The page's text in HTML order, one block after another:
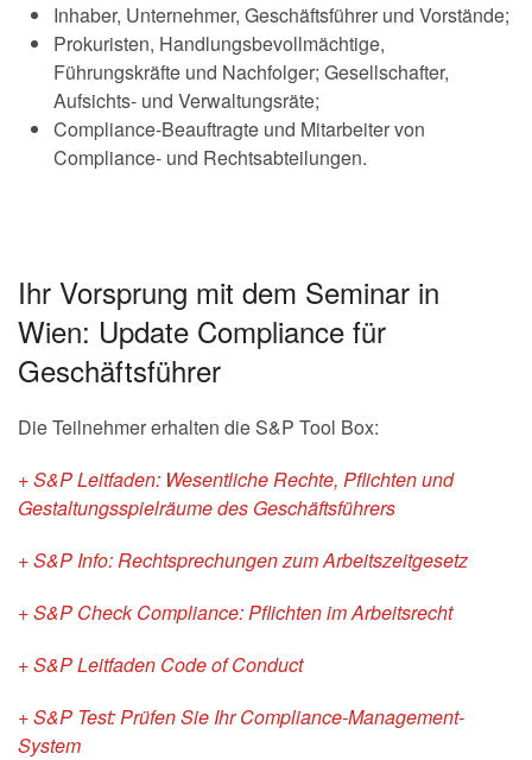
Inhaber, Unternehmer, Geschäftsführer und Vorstände;
Prokuristen, Handlungsbevollmächtige,
Führungskräfte und Nachfolger; Gesellschafter,
Aufsichts- und Verwaltungsräte;
Compliance-Beauftragte und Mitarbeiter von
Compliance- und Rechtsabteilungen.
Ihr Vorsprung mit dem Seminar in
Wien: Update Compliance für
Geschäftsführer
Die Teilnehmer erhalten die S&P Tool Box:
+ S&P Leitfaden: Wesentliche Rechte, Pflichten und
Gestaltungsspielräume des Geschäftsführers
+ S&P Info: Rechtsprechungen zum Arbeitszeitgesetz
+ S&P Check Compliance: Pflichten im Arbeitsrecht
+ S&P Leitfaden Code of Conduct
+ S&P Test: Prüfen Sie Ihr Compliance-Management-
System